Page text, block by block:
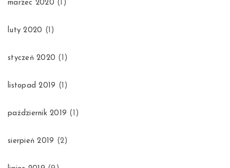
marzec 2020 (1)
luty 2020 (1)
styczeń 2020 (1)
listopad 2019 (1)
październik 2019 (1)
sierpień 2019 (2)